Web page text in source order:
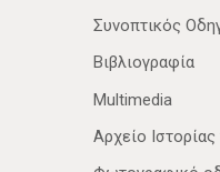
Συνοπτικός
Βιβλιογραφία
Multimedia
Αρχείο